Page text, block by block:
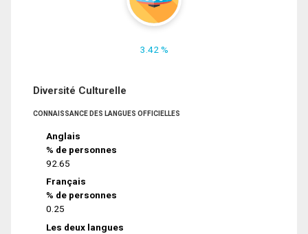
3.42 %
Diversité Culturelle
CONNAISSANCE DES LANGUES OFFICIELLES
Anglais
% de personnes
92.65
Français
% de personnes
0.25
Les deux langues